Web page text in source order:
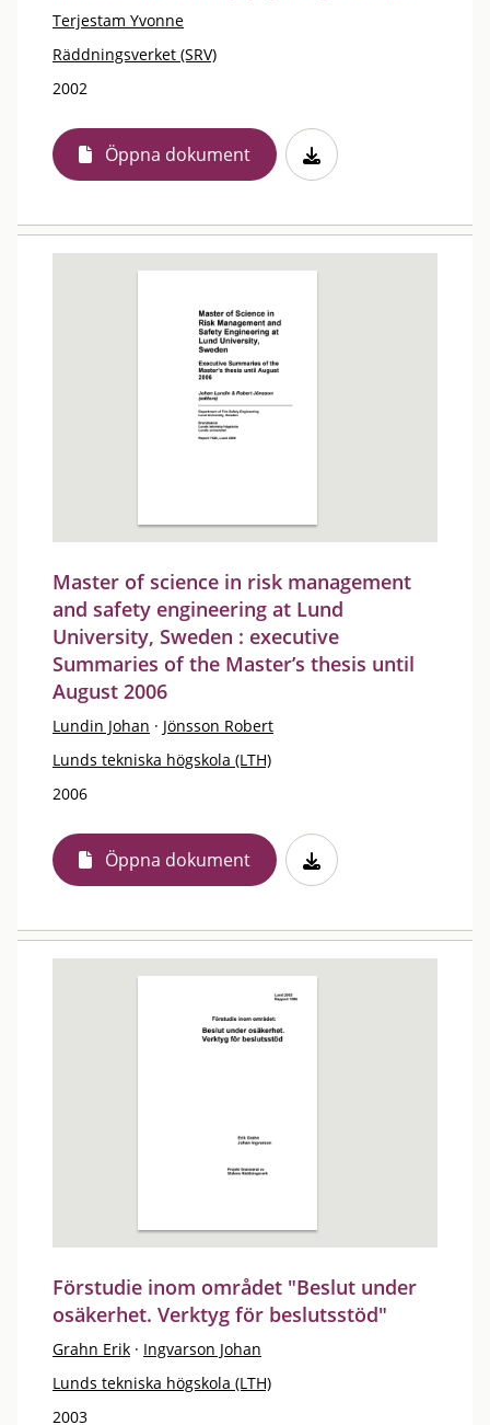
Terjestam Yvonne
Räddningsverket (SRV)
2002
Öppna dokument
Master of science in risk management
and safety engineering at Lund
University, Sweden : executive
Summaries of the Master’s thesis until
August 2006
Lundin Johan · Jönsson Robert
Lunds tekniska högskola (LTH)
2006
Öppna dokument
Förstudie inom området "Beslut under
osäkerhet. Verktyg för beslutsstöd"
Grahn Erik · Ingvarson Johan
Lunds tekniska högskola (LTH)
2003